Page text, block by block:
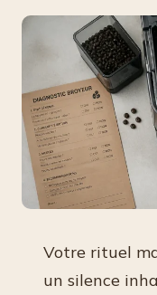
Votre rituel
un silence